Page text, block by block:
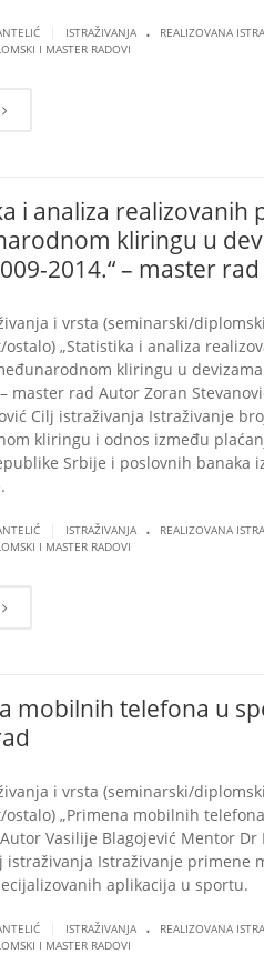
ISTRAŽIVANJA . REALIZOVANA
I MASTER RADOVI
i analiza realizovanih
kliringu u
2014.“ – master rad
i vrsta (seminarski/
„Statistika i analiza
kliringu u
– master rad Autor Zoran
Cilj istraživanja Istraživanje
kliringu i odnos između
Srbije i poslovnih banaka
ISTRAŽIVANJA . REALIZOVANA
I MASTER RADOVI
mobilnih telefona u
i vrsta (seminarski/
„Primena mobilnih
Vasilije Blagojević Mentor Dr
istraživanja Istraživanje primene
aplikacija u sportu.
ISTRAŽIVANJA . REALIZOVANA
I MASTER RADOVI